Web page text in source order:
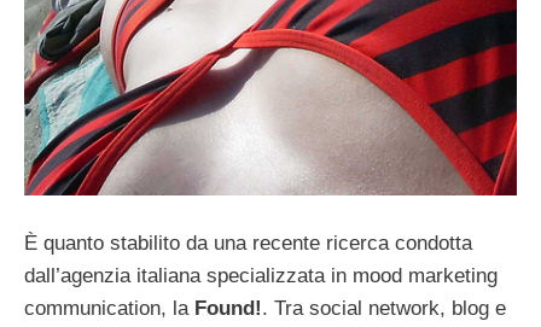
È quanto stabilito da una recente ricerca condotta
dall’agenzia italiana specializzata in mood marketing
communication, laFound!. Tra social network, blog e